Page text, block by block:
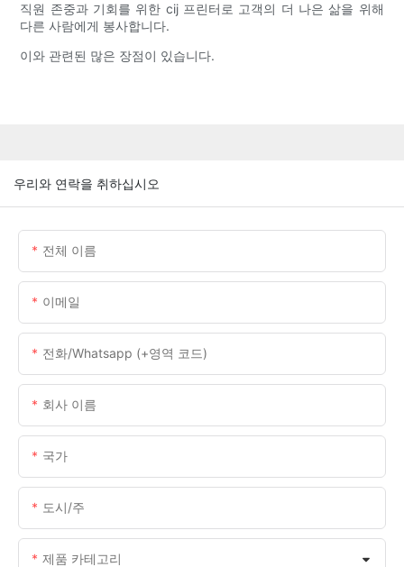
직원 존중과 기회를 위한 cij 프린터로 고객의 더 나은 삶을 위해
다른 사람에게 봉사합니다.
이와 관련된 많은 장점이 있습니다.
우리와 연락을 취하십시오
전체 이름
이메일
전화/whatsapp (+영역 코드)
회사 이름
국가
도시/주
제품 카테고리